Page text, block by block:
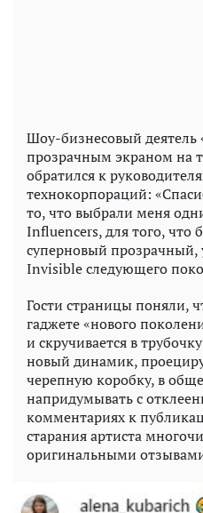
Шоу-бизнесовый деятель
прозрачным экраном на
обратился к
технокорпораций:
то, что выбрали меня
Influencers, для того, что
суперновый прозрачный,
Invisible следующего
Гости страницы поняли,
гаджете «нового
и скручивается в
новый динамик,
черепную коробку, в
напридумывать с
комментариях к
старания артиста
оригинальными